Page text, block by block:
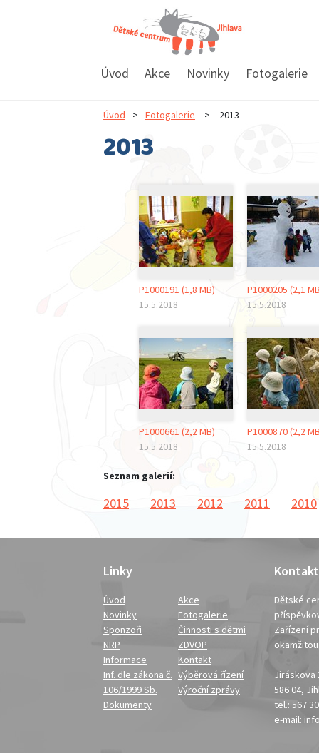
Úvod Akce Novinky Fotogalerie
Úvod > Fotogalerie > 2013
2013
P1000191 (1,8 MB)
15.5.2018
P1000205 (2,1
15.5.2018
P1000661 (2,2 MB)
15.5.2018
P1000870 (2,2
15.5.2018
Seznam galerií:
2015 2013 2012 2011 2010
Linky
Úvod
Akce
Novinky
Fotogalerie
Sponzoři
Činnosti s dětmi
NRP
ZDVOP
Informace
Kontakt
Inf. dle zákona č.
106/1999 Sb.
Výběrová řízení
Výroční zprávy
Dokumenty
Kontakt
Dětské
Zařízení
Jiráskova
586 04,
tel.: 567
e-mail: